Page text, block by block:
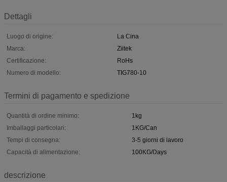
Dettagli
Luogo di origine:
La Cina
Marca:
Ziitek
Certificazione:
RoHs
Numero di modello:
TIG780-10
Termini di pagamento e spedizione
Quantità di ordine minimo:
1kg
Imballaggi particolari:
1KG/Can
Tempi di consegna:
3-5 giorni di lavoro
Capacità di alimentazione:
100KG/Days
descrizione